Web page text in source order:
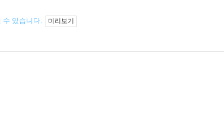
수 있습니다. 미리보기